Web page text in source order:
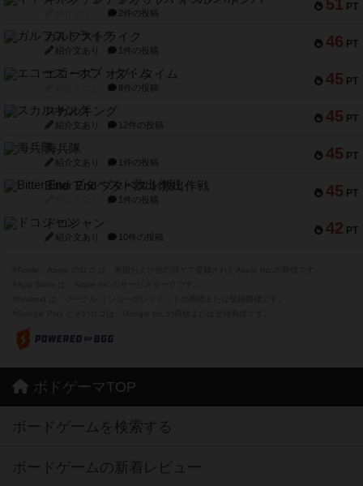
51 PT
2件の投稿
46 PT
ガルフストライク
紹介文あり 1件の投稿
45 PT
エコーズ・オブ・タイム
8件の投稿
45 PT
スカルキング
紹介文あり 12件の投稿
45 PT
海兵隊
紹介文あり 1件の投稿
45 PT
Bitter End ブタペスト救出作戦
1件の投稿
42 PT
ドコジャン
紹介文あり 10件の投稿
ボドゲーマTOP
ボードゲームを検索する
ボードゲームの新着レビュー